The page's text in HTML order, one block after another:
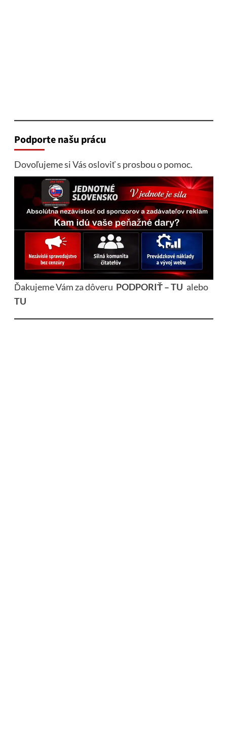
Podporte našu prácu
Dovoľujeme si Vás osloviť s prosbou o pomoc.
Ďakujeme Vám za dôveru PODPORIŤ – TU alebo
TU